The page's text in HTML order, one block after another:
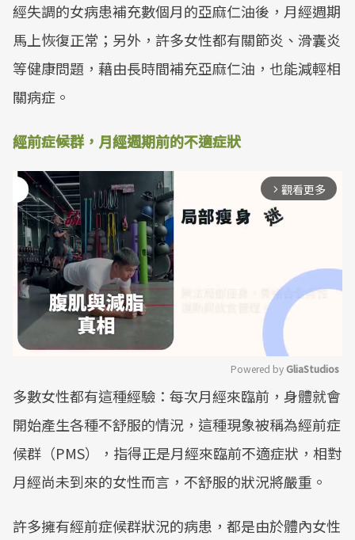
經失調的女病患補充數個月的亞麻仁油後，月經週期
馬上恢復正常；另外，許多女性都有關節炎、滑囊炎
等健康問題，藉由長時間補充亞麻仁油，也能減輕相
關病症。
經前症候群，月經週期前的不適症狀
arrow_forward_ios 觀看更多
Mute
Powered by GliaStudios
多數女性都有這種經驗：每次月經來臨前，身體就會
開始產生各種不舒服的情況，這種現象被稱為經前症
候群（PMS），指得正是月經來臨前不適症狀，相對
月經尚未到來的女性而言，不舒服的狀況將嚴重。
許多擁有經前症候群狀況的病患，都是由於體內女性